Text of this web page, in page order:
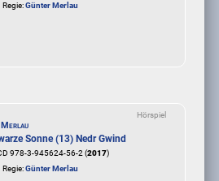
Günter Merlau
Hörspiel
Sonne (13) Nedr Gwind
978-3-945624-56-2 (2017)
Günter Merlau